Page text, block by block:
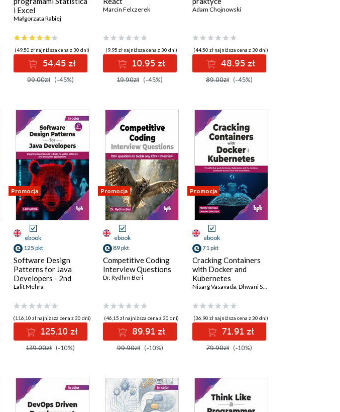
i Excel
Małgorzata Rabiej
(49,50 zł najniższa cena z 30 dni)
54.45 zł
99.00zł (-45%)
Marcin Felczerek
(9,95 zł najniższa cena z 30 dni)
10.95 zł
19.90zł (-45%)
Adam Chojnowski
(44,50 zł najniższa cena z 30 dni)
48.95 zł
89.00zł (-45%)
Promocja
ebook
125 pkt
Software Design
Patterns for Java
Developers - 2nd
Edition
Lalit Mehra
(116,10 zł najniższa cena z 30 dni)
125.10 zł
139.00zł (-10%)
Promocja
ebook
89 pkt
Competitive Coding
Interview Questions
Dr. Rydhm Beri
(46,15 zł najniższa cena z 30 dni)
89.91 zł
99.90zł (-10%)
Promocja
ebook
71 pkt
Cracking Containers
with Docker and
Kubernetes
Nisarg Vasavada, Dhwani Sametriya
(36,90 zł najniższa cena z 30 dni)
71.91 zł
79.90zł (-10%)